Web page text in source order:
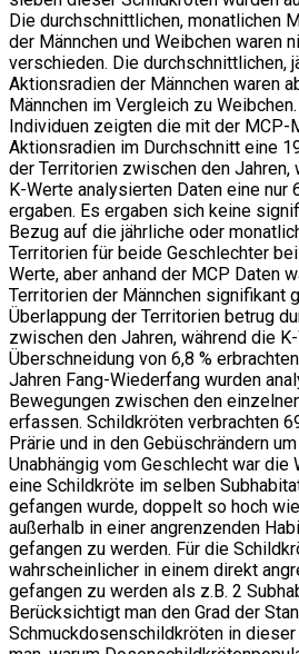
Die durchschnittlichen, monatlichen
der Männchen und Weibchen waren
verschieden. Die durchschnittlichen,
Aktionsradien der Männchen waren
Männchen im Vergleich zu
Individuen zeigten die mit der
Aktionsradien im Durchschnitt eine
der Territorien zwischen den Jahren,
K-Werte analysierten Daten eine nur
ergaben. Es ergaben sich keine
Bezug auf die jährliche oder
Territorien für beide Geschlechter
Werte, aber anhand der MCP Daten
Territorien der Männchen signifikant
Überlappung der Territorien betrug
zwischen den Jahren, während die
Überschneidung von 6,8 %
Jahren Fang-Wiederfang wurden
Bewegungen zwischen den
erfassen. Schildkröten verbrachten
Prärie und in den Gebüschrändern
Unabhängig vom Geschlecht war die
eine Schildkröte im selben
gefangen wurde, doppelt so hoch
außerhalb in einer angrenzenden
gefangen zu werden. Für die
wahrscheinlicher in einem direkt
gefangen zu werden als z.B. 2
Berücksichtigt man den Grad der
Schmuckdosenschildkröten in